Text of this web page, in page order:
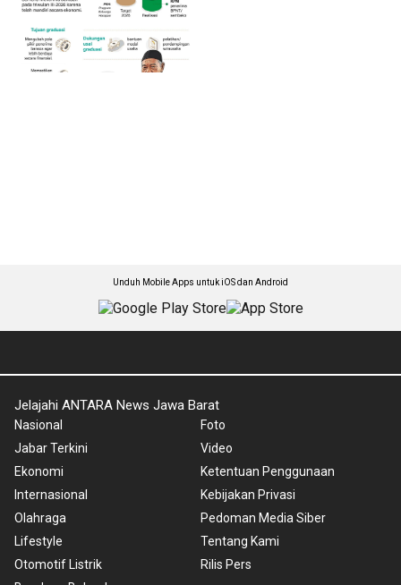
Unduh Mobile Apps untuk iOS dan Android
Jelajahi ANTARA News Jawa Barat
Nasional
Jabar Terkini
Ekonomi
Internasional
Olahraga
Lifestyle
Otomotif Listrik
Foto
Video
Ketentuan Penggunaan
Kebijakan Privasi
Pedoman Media Siber
Tentang Kami
Rilis Pers